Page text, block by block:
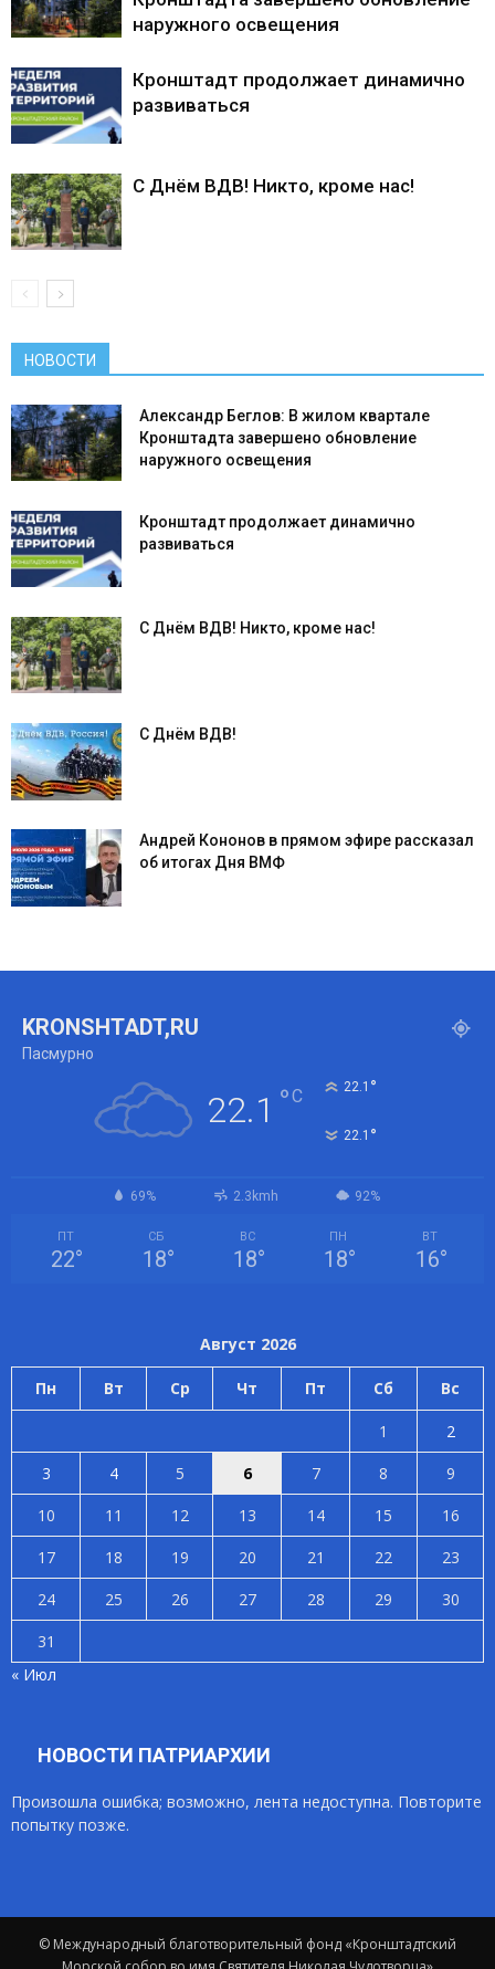
наружного освещения
Кронштадт продолжает динамично
развиваться
С Днём ВДВ! Никто, кроме нас!
НОВОСТИ
Александр Беглов: В жилом квартале
Кронштадта завершено обновление
наружного освещения
Кронштадт продолжает динамично
развиваться
С Днём ВДВ! Никто, кроме нас!
С Днём ВДВ!
Андрей Кононов в прямом эфире рассказал
об итогах Дня ВМФ
KRONSHTADT,RU
Пасмурно
22.1 °C 22.1 °
22.1 °
69% 2.3kmh 92%
ПТ
22°
СБ
18°
ВС
18°
ПН
18°
ВТ
16°
Август 2026
Пн Вт Ср Чт Пт Сб Вс
1
2
3
4 5 6 7 8
9
10
11 12 13 14 15
16
17
18 19 20 21 22
23
24
25 26 27 28 29
30
31
« Июл
НОВОСТИ ПАТРИАРХИИ
Произошла ошибка; возможно, лента недоступна. Повторите
попытку позже.
© Международный благотворительный фонд «Кронштадтский